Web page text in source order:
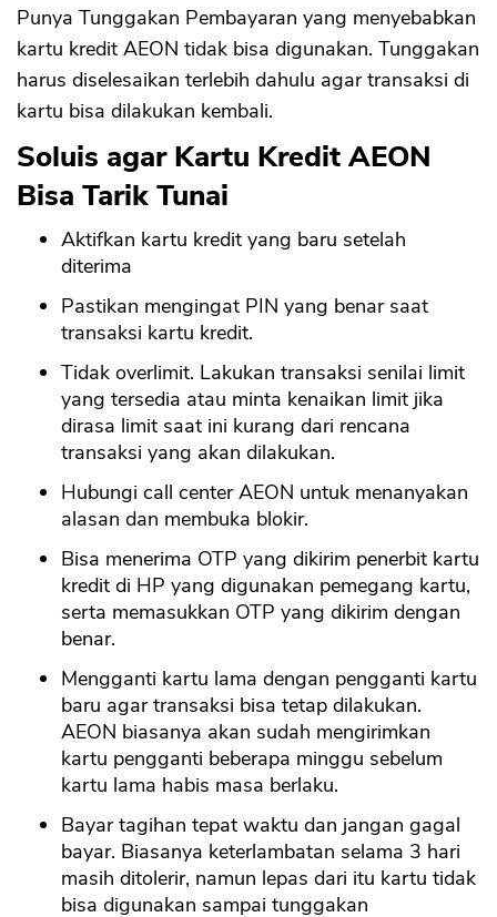
Punya Tunggakan Pembayaran yang menyebabkan
kartu kredit AEON tidak bisa digunakan. Tunggakan
harus diselesaikan terlebih dahulu agar transaksi di
kartu bisa dilakukan kembali.
Soluis agar Kartu Kredit AEON
Bisa Tarik Tunai
Aktifkan kartu kredit yang baru setelah
diterima
Pastikan mengingat PIN yang benar saat
transaksi kartu kredit.
Tidak overlimit. Lakukan transaksi senilai limit
yang tersedia atau minta kenaikan limit jika
dirasa limit saat ini kurang dari rencana
transaksi yang akan dilakukan.
Hubungi call center AEON untuk menanyakan
alasan dan membuka blokir.
Bisa menerima OTP yang dikirim penerbit kartu
kredit di HP yang digunakan pemegang kartu,
serta memasukkan OTP yang dikirim dengan
benar.
Mengganti kartu lama dengan pengganti kartu
baru agar transaksi bisa tetap dilakukan.
AEON biasanya akan sudah mengirimkan
kartu pengganti beberapa minggu sebelum
kartu lama habis masa berlaku.
Bayar tagihan tepat waktu dan jangan gagal
bayar. Biasanya keterlambatan selama 3 hari
masih ditolerir, namun lepas dari itu kartu tidak
bisa digunakan sampai tunggakan